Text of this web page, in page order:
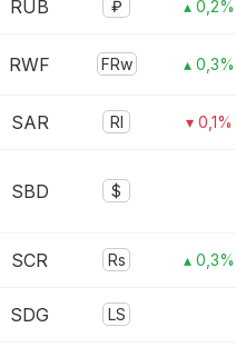
RUB ₽ ▴ 0,2%
RWF FRw ▴ 0,3%
SAR Rl ▾ 0,1%
SBD $
SCR Rs ▴ 0,3%
SDG LS